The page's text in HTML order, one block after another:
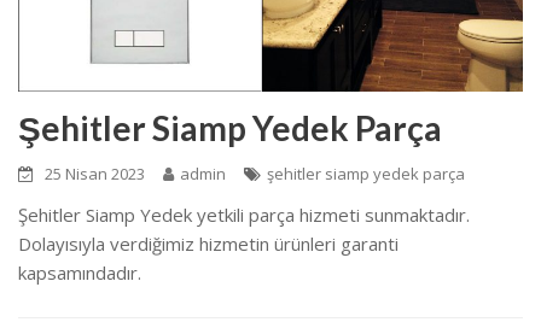
Şehitler Siamp Yedek Parça
25 Nisan 2023 admin şehitler siamp yedek parça
Şehitler Siamp Yedek yetkili parça hizmeti sunmaktadır.
Dolayısıyla verdiğimiz hizmetin ürünleri garanti
kapsamındadır.